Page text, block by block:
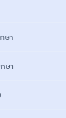
ษา
ษา